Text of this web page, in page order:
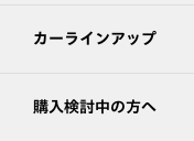
カーラインアップ
購入検討中の方へ